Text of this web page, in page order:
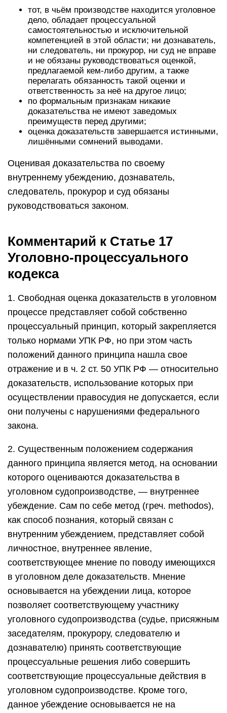
тот, в чьём производстве находится уголовное
дело, обладает процессуальной
самостоятельностью и исключительной
компетенцией в этой области; ни дознаватель,
ни следователь, ни прокурор, ни суд не вправе
и не обязаны руководствоваться оценкой,
предлагаемой кем-либо другим, а также
перелагать обязанность такой оценки и
ответственность за неё на другое лицо;
по формальным признакам никакие
доказательства не имеют заведомых
преимуществ перед другими;
оценка доказательств завершается истинными,
лишёнными сомнений выводами.
Оценивая доказательства по своему
внутреннему убеждению, дознаватель,
следователь, прокурор и суд обязаны
руководствоваться законом.
Комментарий к Статье 17
Уголовно-процессуального
кодекса
1. Свободная оценка доказательств в уголовном
процессе представляет собой собственно
процессуальный принцип, который закрепляется
только нормами УПК РФ, но при этом часть
положений данного принципа нашла свое
отражение и в ч. 2 ст. 50 УПК РФ — относительно
доказательств, использование которых при
осуществлении правосудия не допускается, если
они получены с нарушениями федерального
закона.
2. Существенным положением содержания
данного принципа является метод, на основании
которого оцениваются доказательства в
уголовном судопроизводстве, — внутреннее
убеждение. Сам по себе метод (греч. methodos),
как способ познания, который связан с
внутренним убеждением, представляет собой
личностное, внутреннее явление,
соответствующее мнение по поводу имеющихся
в уголовном деле доказательств. Мнение
основывается на убеждении лица, которое
позволяет соответствующему участнику
уголовного судопроизводства (судье, присяжным
заседателям, прокурору, следователю и
дознавателю) принять соответствующие
процессуальные решения либо совершить
соответствующие процессуальные действия в
уголовном судопроизводстве. Кроме того,
данное убеждение основывается не на